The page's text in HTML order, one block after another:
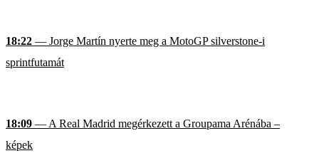
18:22 — Jorge Martín nyerte meg a MotoGP silverstone-i
sprintfutamát
18:09 — A Real Madrid megérkezett a Groupama Arénába –
képek